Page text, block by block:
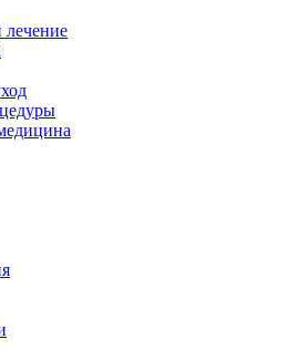
лечение